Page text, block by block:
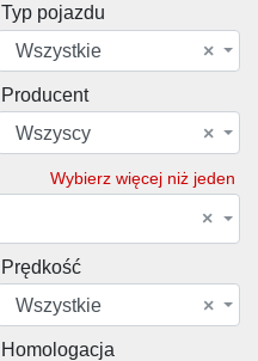
Typ pojazdu
×
Wszystkie
Producent
×
Wszyscy
Wybierz więcej niż jeden
×
Prędkość
×
Wszystkie
Homologacja